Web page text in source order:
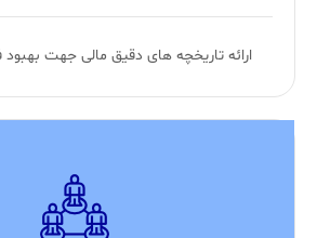
ارائه تاریخچه های دقیق مالی جهت بهبود